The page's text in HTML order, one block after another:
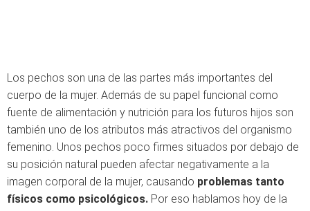
Los pechos son una de las partes más importantes del
cuerpo de la mujer. Además de su papel funcional como
fuente de alimentación y nutrición para los futuros hijos son
también uno de los atributos más atractivos del organismo
femenino. Unos pechos poco firmes situados por debajo de
su posición natural pueden afectar negativamente a la
imagen corporal de la mujer, causando problemas tanto
físicos como psicológicos. Por eso hablamos hoy de la